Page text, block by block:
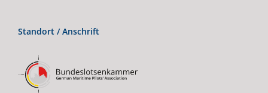
Standort / Anschrift